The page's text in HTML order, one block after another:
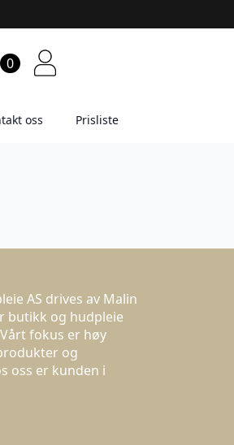
0
oss Prisliste
AS drives av Malin
butikk og hudpleie
fokus er høy
og
oss er kunden i